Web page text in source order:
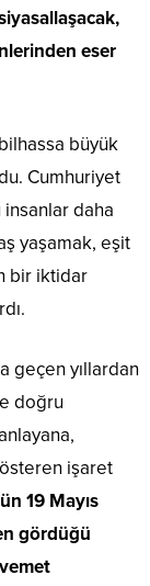
eser
büyük
Cumhuriyet
insanlar daha
yaşamak, eşit
bir iktidar
geçen yıllardan
doğru
işaret
19 Mayıs
gördüğü